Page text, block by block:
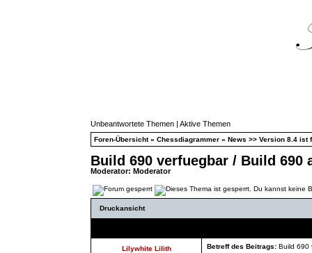
Unbeantwortete Themen | Aktive Themen
Foren-Übersicht» Chessdiagrammer » News >> Version 8.4 ist
Build 690 verfuegbar / Build 690
Moderator: Moderator
Druckansicht
Lilywhite Lilith Betreff des Beitrags: Build 690